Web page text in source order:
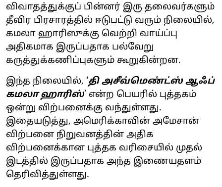
விவாதத்துக்குப் பின்னர் இரு தலைவர்களும்
தீவிர பிரசாரத்தில் ஈடுபட்டு வரும் நிலையில்,
கமலா ஹாரிஸுக்கு வெற்றி வாய்ப்பு
அதிகமாக இருப்பதாக பல்வேறு
கருத்துக்கணிப்புகளும் கூறுகின்றன.
இந்த நிலையில், ‘தி அசீவ்மெண்ட்ஸ் ஆஃப்
கமலா ஹாரிஸ்’ என்ற பெயரில் புத்தகம்
ஒன்று விற்பனைக்கு வந்துள்ளது.
இதையடுத்து, அமெரிக்காவின் அமேசான்
விற்பனை நிறுவனத்தின் அதிக
விற்பனைக்கான புத்தக வரிசையில் முதல்
இடத்தில் இருப்பதாக அந்த இணையதளம்
தெரிவித்துள்ளது.